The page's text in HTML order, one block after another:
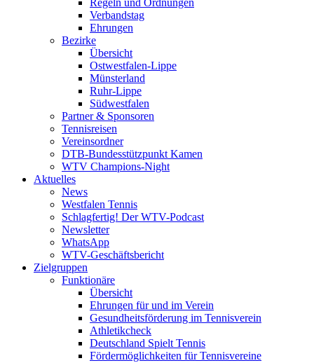
Regeln und Ordnungen
Verbandstag
Ehrungen
Bezirke
Übersicht
Ostwestfalen-Lippe
Münsterland
Ruhr-Lippe
Südwestfalen
Partner & Sponsoren
Tennisreisen
Vereinsordner
DTB-Bundesstützpunkt Kamen
WTV Champions-Night
Aktuelles
News
Westfalen Tennis
Schlagfertig! Der WTV-Podcast
Newsletter
WhatsApp
WTV-Geschäftsbericht
Zielgruppen
Funktionäre
Übersicht
Ehrungen für und im Verein
Gesundheitsförderung im Tennisverein
Athletikcheck
Deutschland Spielt Tennis
Fördermöglichkeiten für Tennisvereine